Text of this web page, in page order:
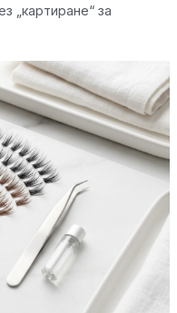
„картиране“ за